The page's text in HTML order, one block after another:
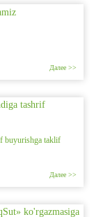
Далее >>
buyurishga taklif
Далее >>